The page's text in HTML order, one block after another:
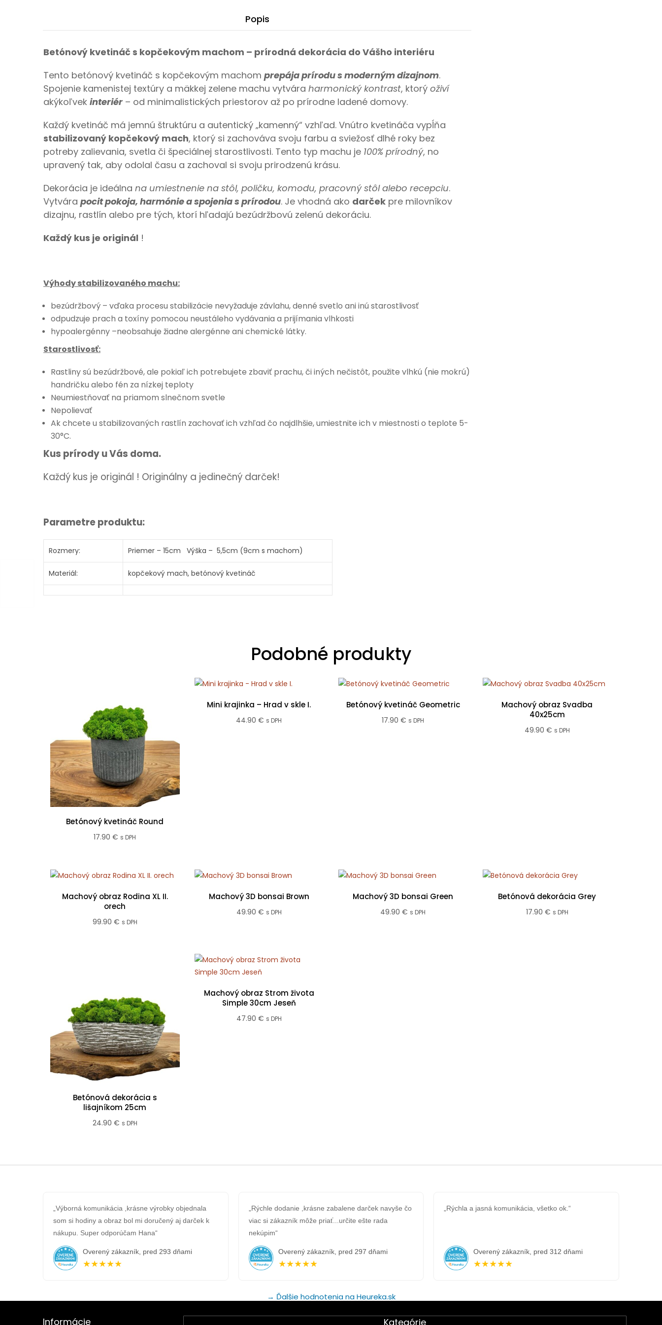
Popis
Betónový kvetináč s kopčekovým machom – prírodná dekorácia do Vášho interiéru
Tento betónový kvetináč s kopčekovým machom prepája prírodu s moderným dizajnom.
Spojenie kamenistej textúry a mäkkej zelene machu vytvára harmonický kontrast, ktorý oživí
akýkoľvek interiér – od minimalistických priestorov až po prírodne ladené domovy.
Každý kvetináč má jemnú štruktúru a autentický „kamenný“ vzhľad. Vnútro kvetináča vypĺňa
stabilizovaný kopčekový mach, ktorý si zachováva svoju farbu a sviežosť dlhé roky bez
potreby zalievania, svetla či špeciálnej starostlivosti. Tento typ machu je 100% prírodný, no
upravený tak, aby odolal času a zachoval si svoju prirodzenú krásu.
Dekorácia je ideálna na umiestnenie na stôl, poličku, komodu, pracovný stôl alebo recepciu.
Vytvára pocit pokoja, harmónie a spojenia s prírodou. Je vhodná ako darček pre milovníkov
dizajnu, rastlín alebo pre tých, ktorí hľadajú bezúdržbovú zelenú dekoráciu.
Každý kus je originál !
Výhody stabilizovaného machu:
bezúdržbový – vďaka procesu stabilizácie nevyžaduje závlahu, denné svetlo ani inú starostlivosť
odpudzuje prach a toxíny pomocou neustáleho vydávania a prijímania vlhkosti
hypoalergénny –neobsahuje žiadne alergénne ani chemické látky.
Starostlivosť:
Rastliny sú bezúdržbové, ale pokiaľ ich potrebujete zbaviť prachu, či iných nečistôt, použite vlhkú (nie mokrú)
handričku alebo fén za nízkej teploty
Neumiestňovať na priamom slnečnom svetle
Nepolievať
Ak chcete u stabilizovaných rastlín zachovať ich vzhľad čo najdlhšie, umiestnite ich v miestnosti o teplote 5-
30°C.
Kus prírody u Vás doma.
Každý kus je originál ! Originálny a jedinečný darček!
Parametre produktu:
Rozmery: Priemer – 15cm Výška – 5,5cm (9cm s machom)
Materiál: kopčekový mach, betónový kvetináč
Podobné produkty
Betónový kvetináč Round
17.90€ s DPH
Mini krajinka – Hrad v skle I.
44.90€ s DPH
Betónový kvetináč Geometric
17.90€ s DPH
Machový obraz Svadba
40x25cm
49.90 € s DPH
Machový obraz Rodina XL II.
orech
99.90 € s DPH
Machový 3D bonsai Brown
49.90 € s DPH
Machový 3D bonsai Green
49.90€ s DPH
Betónová dekorácia Grey
17.90 € s DPH
Betónová dekorácia s
lišajníkom 25cm
24.90 € s DPH
Machový obraz Strom života
Simple 30cm Jeseň
47.90 € s DPH
„Výborná komunikácia ,krásne výrobky objednala
som si hodiny a obraz bol mi doručený aj darček k
nákupu. Super odporúčam Hana“
Overený zákazník, pred 293 dňami
★★★★★
„Rýchle dodanie ,krásne zabalene darček navyše čo
viac si zákazník môže priať...určite ešte rada
nekúpim“
Overený zákazník, pred 297 dňami
★★★★★
„Rýchla a jasná komunikácia, všetko ok.“
Overený zákazník, pred 312 dňami
★★★★★
→ Ďalšie hodnotenia na Heureka.sk
Informácie Kategórie